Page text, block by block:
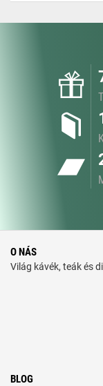
O NÁS
Világ kávék, teák és
BLOG